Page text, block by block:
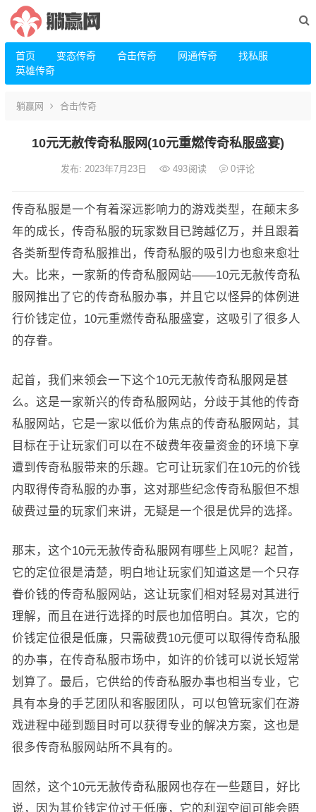
首页 变态传奇 合击传奇 网通传奇
找私服
英雄传奇
躺赢网 合击传奇
10元无赦传奇私服网(10元重燃传奇私服盛宴)
发布: 2023年7月23日 493阅读 0评论
传奇私服是一个有着深远影响力的游戏类型，在颠末多
年的成长，传奇私服的玩家数目已跨越亿万，并且跟着
各类新型传奇私服推出，传奇私服的吸引力也愈来愈壮
大。比来，一家新的传奇私服网站——10元无赦传奇私
服网推出了它的传奇私服办事，并且它以怪异的体例进
行价钱定位，10元重燃传奇私服盛宴，这吸引了很多人
的存眷。
起首，我们来领会一下这个10元无赦传奇私服网是甚
么。这是一家新兴的传奇私服网站，分歧于其他的传奇
私服网站，它是一家以低价为焦点的传奇私服网站，其
目标在于让玩家们可以在不破费年夜量资金的环境下享
遭到传奇私服带来的乐趣。它可让玩家们在10元的价钱
内取得传奇私服的办事，这对那些纪念传奇私服但不想
破费过量的玩家们来讲，无疑是一个很是优异的选择。
那末，这个10元无赦传奇私服网有哪些上风呢？起首，
它的定位很是清楚，明白地让玩家们知道这是一个只存
眷价钱的传奇私服网站，这让玩家们相对轻易对其进行
理解，而且在进行选择的时辰也加倍明白。其次，它的
价钱定位很是低廉，只需破费10元便可以取得传奇私服
的办事，在传奇私服市场中，如许的价钱可以说长短常
划算了。最后，它供给的传奇私服办事也相当专业，它
具有本身的手艺团队和客服团队，可以包管玩家们在游
戏进程中碰到题目时可以获得专业的解决方案，这也是
很多传奇私服网站所不具有的。
固然，这个10元无赦传奇私服网也存在一些题目，好比
说，因为其价钱定位过于低廉，它的利润空间可能会晤